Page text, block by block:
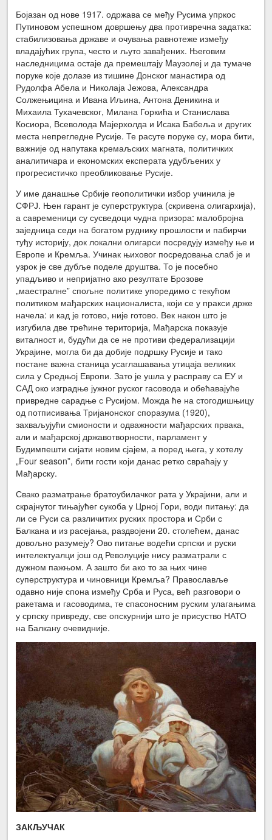
Бојазан од нове 1917. одржава се међу Русима упркос
Путиновом успешном довршењу два противречна задатка:
стабилизовања државе и очувања равнотеже између
владајућих група, често и љуто завађених. Његовим
наследницима остаје да премештају Mаузолеј и да тумаче
поруке које долазе из тишине Донског манастира од
Рудолфа Абела и Николаја Јежова, Александра
Солжењицина и Ивана Иљина, Антона Деникина и
Михаила Тухачевског, Милана Горкића и Станислава
Косиора, Всеволода Мајерхолда и Исака Бабеља и других
места непрегледне Русије. Те расуте поруке су, мора бити,
важније од напутака кремаљских магната, политичких
аналитичара и економских експерата удубљених у
прогресистичко преобликовање Русије.
У име данашње Србије геополитички избор учинила је
СФРЈ. Њен гарант је суперструктура (скривена олигархија),
а савременици су сусведоци чудна призора: малобројна
заједница седи на богатом руднику прошлости и пабирчи
туђу историју, док локални олигарси посредују између ње и
Европе и Кремља. Учинак њиховог посредовања слаб је и
узрок је све дубље поделе друштва. То је посебно
упадљиво и непријатно ако резултате Брозове
„маестралне” спољне политике упоредимо с текућом
политиком мађарских националиста, који се у пракси држе
начела: и кад је готово, није готово. Век након што је
изгубила две трећине територија, Мађарска показује
виталност и, будући да се не противи федерализацији
Украјине, могла би да добије подршку Русије и тако
постане важна станица усаглашавања утицаја великих
сила у Средњој Европи. Зато је ушла у расправу са ЕУ и
САД око изградње јужног руског гасовода и обећавајуће
привредне сарадње с Русијом. Можда ће на стогодишњицу
од потписивања Тријанонског споразума (1920),
захваљујући смионости и одважности мађарских првака,
али и мађарској државотворности, парламент у
Будимпешти сијати новим сјајем, а поред њега, у хотелу
„Four season”, бити гости који данас ретко свраћају у
Мађарску.
Свако разматрање братоубилачког рата у Украјини, али и
скрајнутог тињајућег сукоба у Црној Гори, води питању: да
ли се Руси са различитих руских простора и Срби с
Балкана и из расејања, раздвојени 20. столећем, данас
довољно разумеју? Ово питање водећи српски и руски
интелектуалци још од Револуције нису разматрали с
дужном пажњом. А зашто би ако то за њих чине
суперструктура и чиновници Кремља? Православље
одавно није спона између Срба и Руса, већ разговори о
ракетама и гасоводима, те спасоносним руским улагањима
у српску привреду, све опскурнији што је присуство НАТО
на Балкану очевидније.
ЗАКЉУЧАК